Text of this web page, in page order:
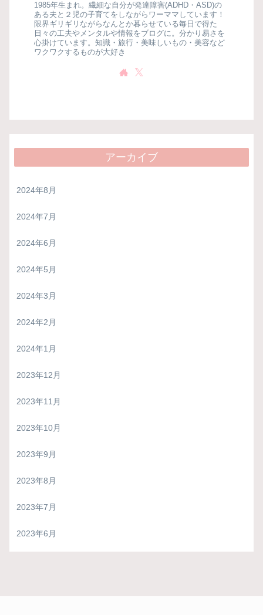
1985年生まれ。繊細な自分が発達障害(ADHD・ASD)の
ある夫と２児の子育てをしながらワーママしています！
限界ギリギリながらなんとか暮らせている毎日で得た
日々の工夫やメンタルや情報をブログに。分かり易さを
心掛けています。知識・旅行・美味しいもの・美容など
ワクワクするものが大好き
アーカイブ
2024年8月
2024年7月
2024年6月
2024年5月
2024年3月
2024年2月
2024年1月
2023年12月
2023年11月
2023年10月
2023年9月
2023年8月
2023年7月
2023年6月